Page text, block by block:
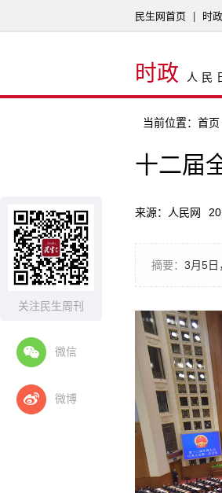
关注民生周刊
微信
微博
民生网首页 时政
时政 人民
当前位置： 首页
十二届
来源：人民网
摘要： 3月5日